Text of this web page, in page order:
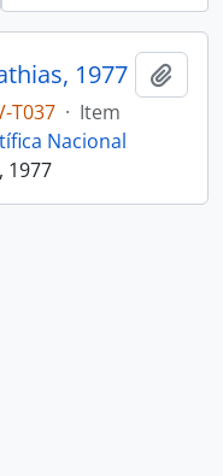
1977
T037 · Item
Nacional
1977